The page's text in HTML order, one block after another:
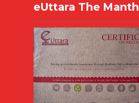
eUttara The